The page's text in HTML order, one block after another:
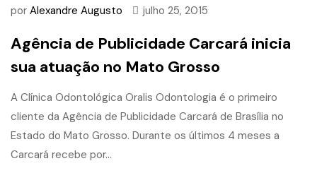
por Alexandre Augusto julho 25, 2015
Agência de Publicidade Carcará inicia
sua atuação no Mato Grosso
A Clínica Odontológica Oralis Odontologia é o primeiro
cliente da Agência de Publicidade Carcará de Brasília no
Estado do Mato Grosso. Durante os últimos 4 meses a
Carcará recebe por...